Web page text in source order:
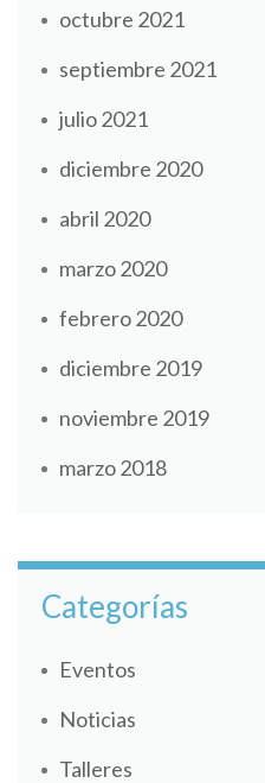
octubre 2021
septiembre 2021
julio 2021
diciembre 2020
abril 2020
marzo 2020
febrero 2020
diciembre 2019
noviembre 2019
marzo 2018
Categorías
Eventos
Noticias
Talleres